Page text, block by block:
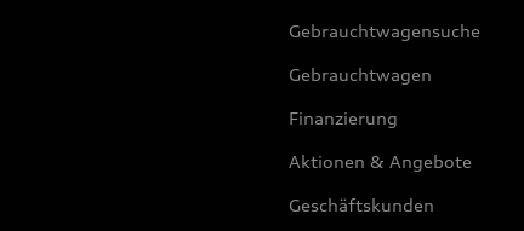
Gebrauchtwagensuche
Gebrauchtwagen
Finanzierung
Aktionen & Angebote
Geschäftskunden